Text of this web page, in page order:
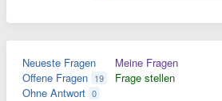
Neueste Fragen
Offene Fragen 19
Ohne Antwort 0
Meine Fragen
Frage stellen